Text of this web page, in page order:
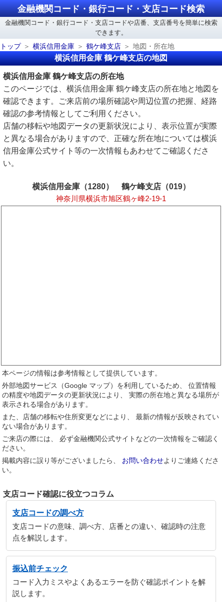
金融機関コード・銀行コード・支店コード検索
金融機関コード・銀行コード・支店コードや店番、支店番号を簡単に検索
できます。
トップ
横浜信用金庫 鶴ケ峰支店 地図・所在地
横浜信用金庫 鶴ケ峰支店の地図
横浜信用金庫 鶴ケ峰支店の所在地
このページでは、横浜信用金庫 鶴ケ峰支店の所在地と地図を
確認できます。ご来店前の場所確認や周辺位置の把握、経路
確認の参考情報としてご利用ください。
店舗の移転や地図データの更新状況により、表示位置が実際
と異なる場合がありますので、正確な所在地については横浜
信用金庫公式サイト等の一次情報もあわせてご確認くださ
い。
横浜信用金庫（1280） 鶴ケ峰支店（019）
神奈川県横浜市旭区鶴ヶ峰2-19-1
本ページの情報は参考情報として提供しています。
外部地図サービス（Google マップ）を利用しているため、 位置情報
の精度や地図データの更新状況により、 実際の所在地と異なる場所が
表示される場合があります。
また、店舗の移転や住所変更などにより、 最新の情報が反映されてい
ない場合があります。
ご来店の際には、 必ず金融機関公式サイトなどの一次情報をご確認く
ださい。
掲載内容に誤り等がございましたら、 お問い合わせよりご連絡くださ
い。
支店コード確認に役立つコラム
支店コードの調べ方
支店コードの意味、調べ方、店番との違い、確認時の注意
点を解説します。
振込前チェック
コード入力ミスやよくあるエラーを防ぐ確認ポイントを解
説します。